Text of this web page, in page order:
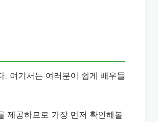
. 여기서는 여러분이 쉽게 배우들
제공하므로 가장 먼저 확인해볼